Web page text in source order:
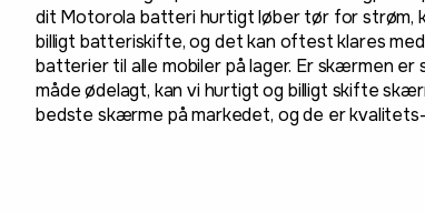
dit Motorola batteri hurtigt løber tør for strøm,
billigt batteriskifte, og det kan oftest klares
batterier til alle mobiler på lager. Er skærmen
måde ødelagt, kan vi hurtigt og billigt skifte
bedste skærme på markedet, og de er